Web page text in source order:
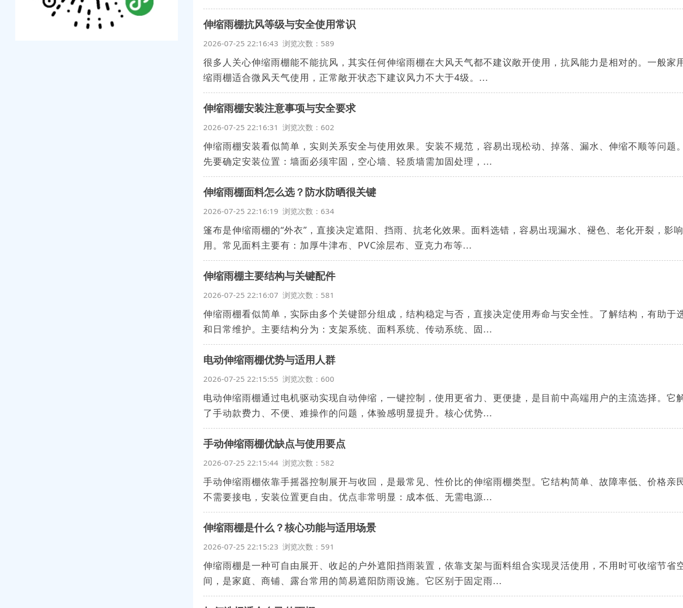
伸缩雨棚抗风等级与安全使用常识
2026-07-25 22:16:43 浏览次数：589
很多人关心伸缩雨棚能不能抗风，其实任何伸缩雨棚在大风天气都不建议敞开使用，抗风能力是相对的。一般家
缩雨棚适合微风天气使用，正常敞开状态下建议风力不大于4级。...
伸缩雨棚安装注意事项与安全要求
2026-07-25 22:16:31 浏览次数：602
伸缩雨棚安装看似简单，实则关系安全与使用效果。安装不规范，容易出现松动、掉落、漏水、伸缩不顺等问题
先要确定安装位置：墙面必须牢固，空心墙、轻质墙需加固处理，...
伸缩雨棚面料怎么选？防水防晒很关键
2026-07-25 22:16:19 浏览次数：634
篷布是伸缩雨棚的“外衣”，直接决定遮阳、挡雨、抗老化效果。面料选错，容易出现漏水、褪色、老化开裂，影
用。常见面料主要有：加厚牛津布、PVC涂层布、亚克力布等...
伸缩雨棚主要结构与关键配件
2026-07-25 22:16:07 浏览次数：581
伸缩雨棚看似简单，实际由多个关键部分组成，结构稳定与否，直接决定使用寿命与安全性。了解结构，有助于
和日常维护。主要结构分为：支架系统、面料系统、传动系统、固...
电动伸缩雨棚优势与适用人群
2026-07-25 22:15:55 浏览次数：600
电动伸缩雨棚通过电机驱动实现自动伸缩，一键控制，使用更省力、更便捷，是目前中高端用户的主流选择。它
了手动款费力、不便、难操作的问题，体验感明显提升。核心优势...
手动伸缩雨棚优缺点与使用要点
2026-07-25 22:15:44 浏览次数：582
手动伸缩雨棚依靠手摇器控制展开与收回，是最常见、性价比的伸缩雨棚类型。它结构简单、故障率低、价格亲
不需要接电，安装位置更自由。优点非常明显：成本低、无需电源...
伸缩雨棚是什么？核心功能与适用场景
2026-07-25 22:15:23 浏览次数：591
伸缩雨棚是一种可自由展开、收起的户外遮阳挡雨装置，依靠支架与面料组合实现灵活使用，不用时可收缩节省
间，是家庭、商铺、露台常用的简易遮阳防雨设施。它区别于固定雨...